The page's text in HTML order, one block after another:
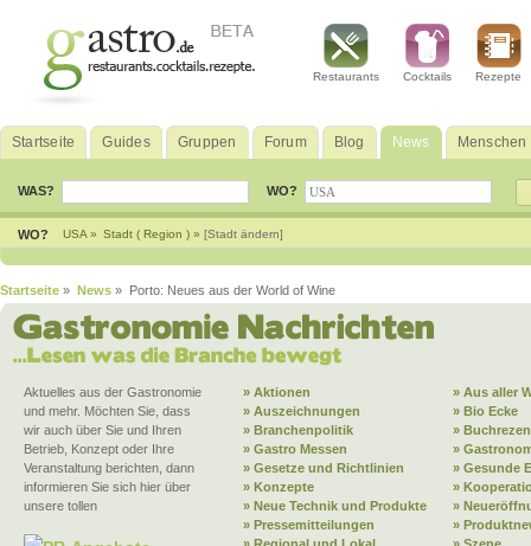
Restaurants Cocktails Rezepte
Startseite Guides Gruppen Forum Blog News Menschen
WAS? WO?
WO? USA » Stadt ( Region ) » [Stadt ändern]
Startseite » News » Porto: Neues aus der World of Wine
Aktuelles aus der Gastronomie
und mehr. Möchten Sie, dass
wir auch über Sie und Ihren
Betrieb, Konzept oder Ihre
Veranstaltung berichten, dann
informieren Sie sich hier über
unsere tollen
» Aktionen
» Aus aller
» Auszeichnungen
» Bio Ecke
» Branchenpolitik
»
» Gastro Messen
»
» Gesetze und Richtlinien
» Gesunde
» Konzepte
»
» Neue Technik und Produkte
»
» Pressemitteilungen
»